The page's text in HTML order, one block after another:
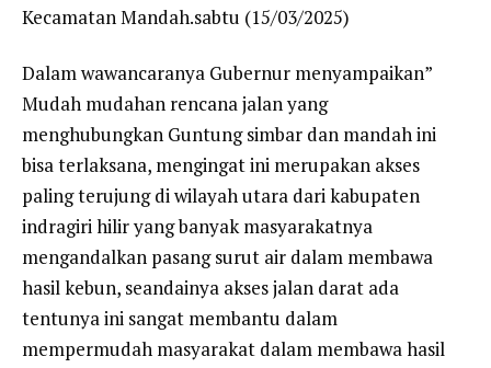
Kecamatan Mandah.sabtu (15/03/2025)
Dalam wawancaranya Gubernur menyampaikan”
Mudah mudahan rencana jalan yang
menghubungkan Guntung simbar dan mandah ini
bisa terlaksana, mengingat ini merupakan akses
paling terujung di wilayah utara dari kabupaten
indragiri hilir yang banyak masyarakatnya
mengandalkan pasang surut air dalam membawa
hasil kebun, seandainya akses jalan darat ada
tentunya ini sangat membantu dalam
mempermudah masyarakat dalam membawa hasil